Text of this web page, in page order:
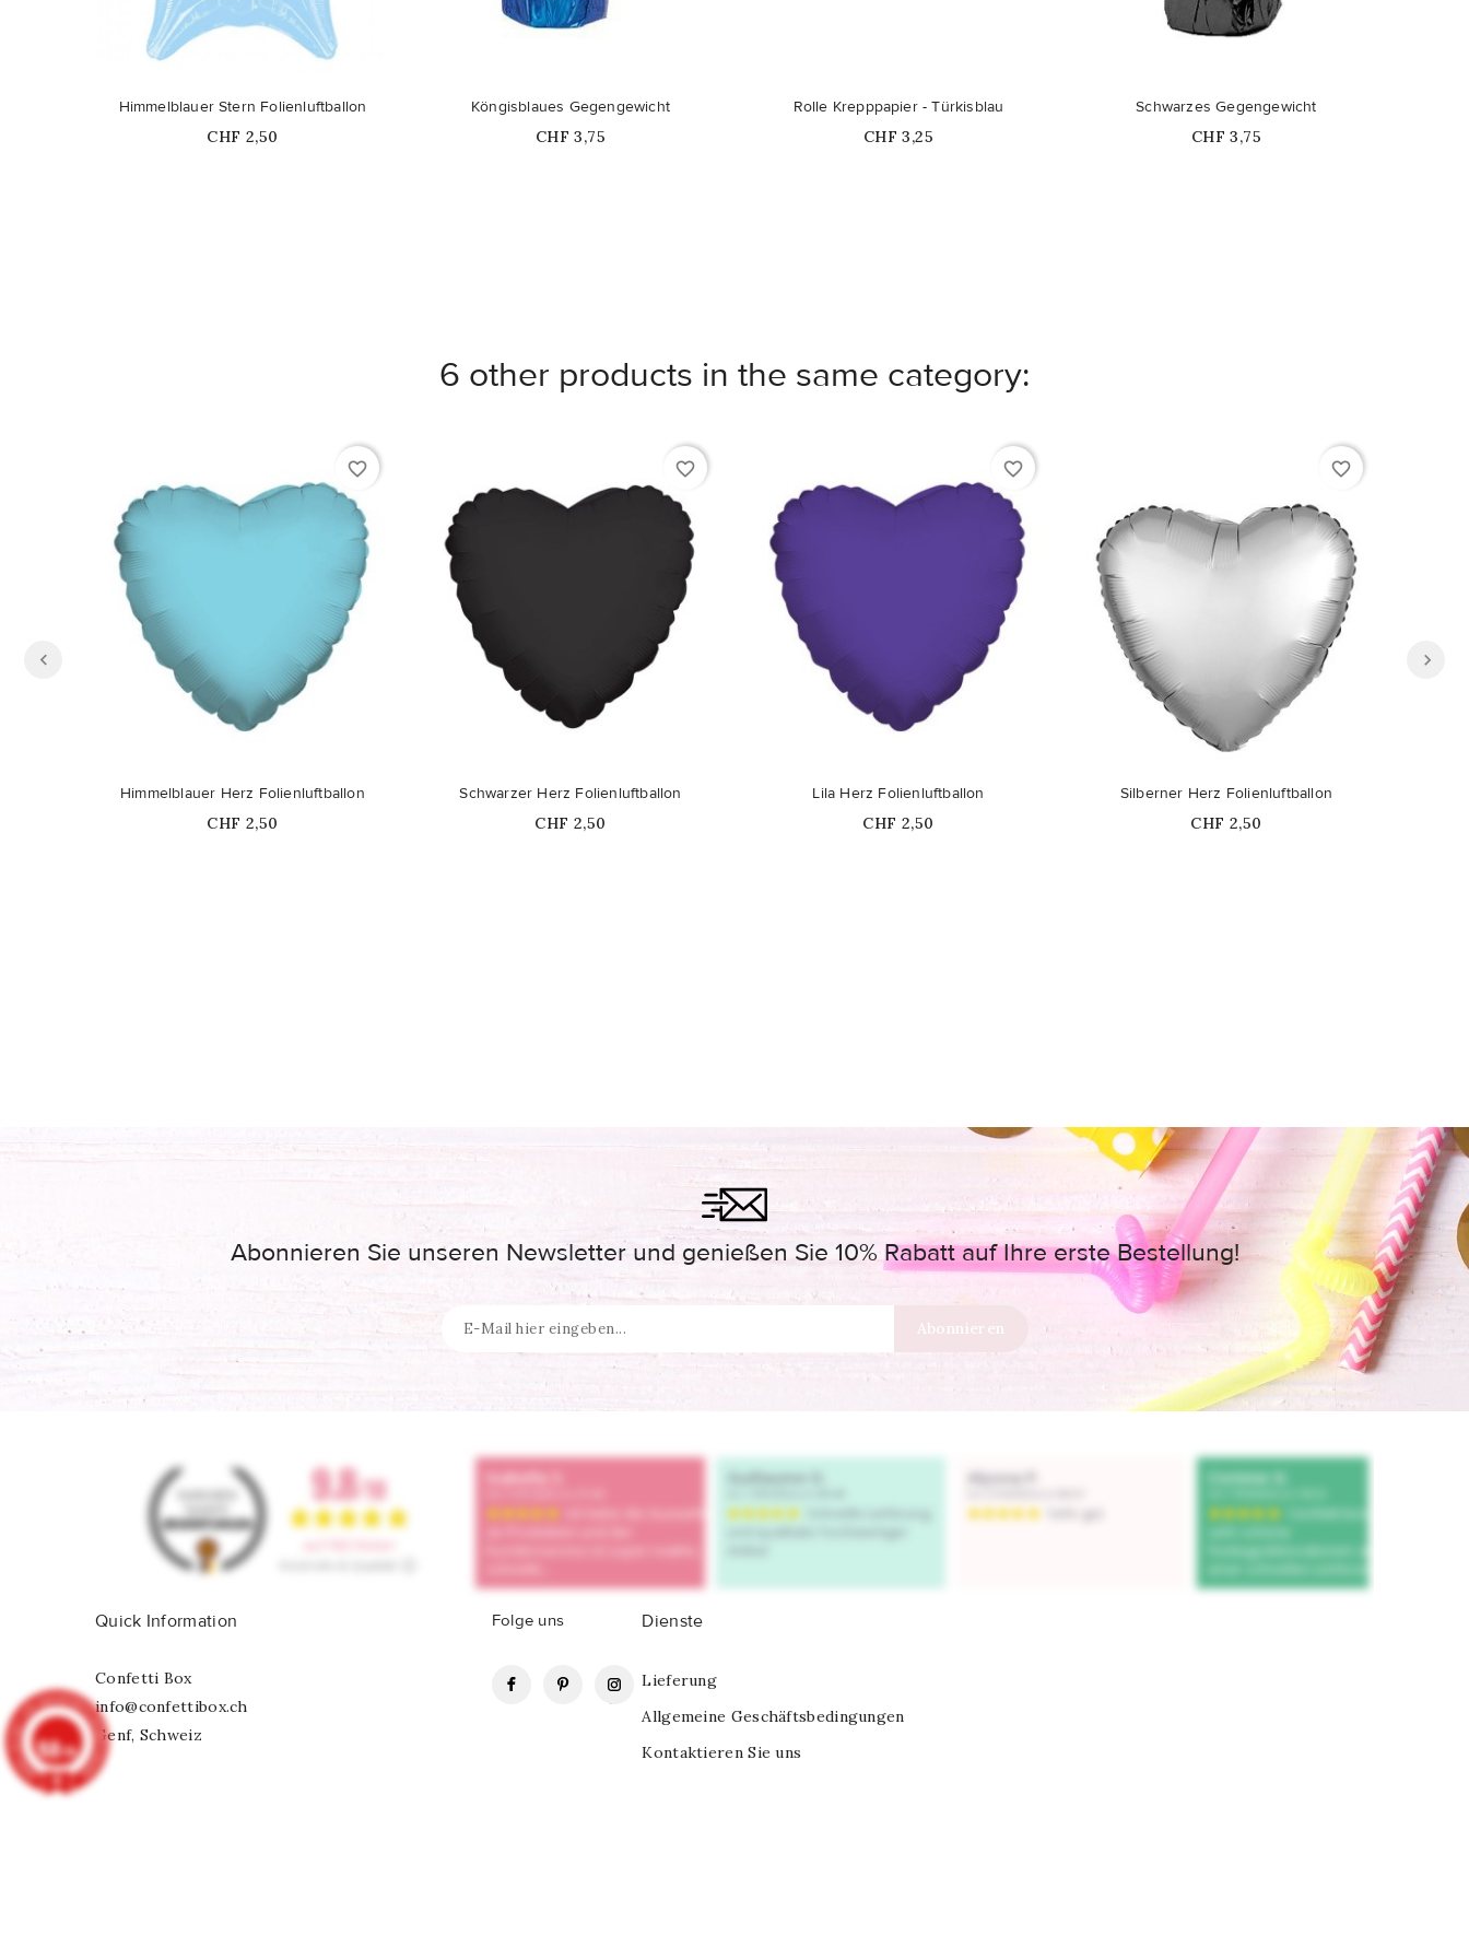
Himmelblauer Stern Folienluftballon
Price
CHF 2,50
Köngisblaues Gegengewicht
Price
CHF 3,75
Rolle Krepppapier - Türkisblau
Price
CHF 3,25
Schwarzes Gegengewicht
Price
CHF 3,75
6 other products in the same category:
favorite_border
Himmelblauer Herz Folienluftballon
Price
CHF 2,50
favorite_border
Schwarzer Herz Folienluftballon
Price
CHF 2,50
favorite_border
Lila Herz Folienluftballon
Price
CHF 2,50
favorite_border
Silberner Herz Folienluftballon
Price
CHF 2,50
Abonnieren Sie unseren Newsletter und genießen Sie 10% Rabatt auf Ihre erste Bestellung!
Quick Information
Confetti Box
info@confettibox.ch
Genf, Schweiz
Folge uns
FacebookPinterestInstagram
Dienste
Lieferung
Allgemeine Geschäftsbedingungen
Kontaktieren Sie uns
9.8/10
902 Noten